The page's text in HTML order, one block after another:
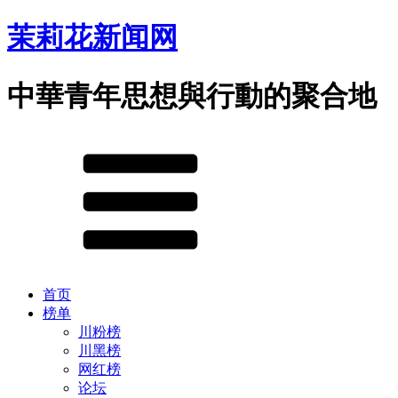
茉莉花新闻网
中華青年思想與行動的聚合地
首页
榜单
川粉榜
川黑榜
网红榜
论坛